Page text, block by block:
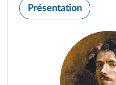
Présentation